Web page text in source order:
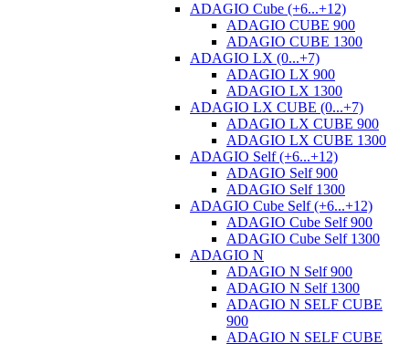
ADAGIO Cube (+6...+12)
ADAGIO CUBE 900
ADAGIO CUBE 1300
ADAGIO LX (0...+7)
ADAGIO LX 900
ADAGIO LX 1300
ADAGIO LX CUBE (0...+7)
ADAGIO LX CUBE 900
ADAGIO LX CUBE 1300
ADAGIO Self (+6...+12)
ADAGIO Self 900
ADAGIO Self 1300
ADAGIO Cube Self (+6...+12)
ADAGIO Cube Self 900
ADAGIO Cube Self 1300
ADAGIO N
ADAGIO N Self 900
ADAGIO N Self 1300
ADAGIO N SELF CUBE
900
ADAGIO N SELF CUBE